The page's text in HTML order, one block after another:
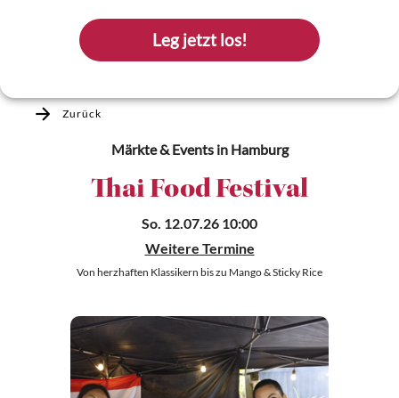
Leg jetzt los!
Zurück
Märkte & Eventsin Hamburg
Thai Food Festival
So. 12.07.26 10:00
Weitere Termine
Von herzhaften Klassikern bis zu Mango & Sticky Rice